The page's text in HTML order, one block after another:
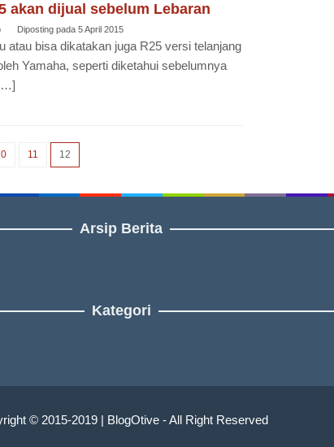
akan dijual sebelum Lebaran
Diposting pada 5 April 2015
atau bisa dikatakan juga R25 versi telanjang
Yamaha, seperti diketahui sebelumnya
11 12
Arsip Berita
Kategori
© 2015-2019 | BlogOtive - All Right Reserved